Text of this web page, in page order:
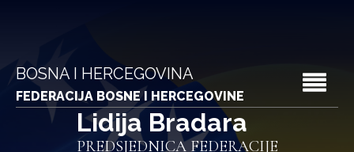
BOSNA I HERCEGOVINA
FEDERACIJA BOSNE I HERCEGOVINE
Lidija Bradara
PREDSJEDNICA FEDERACIJE